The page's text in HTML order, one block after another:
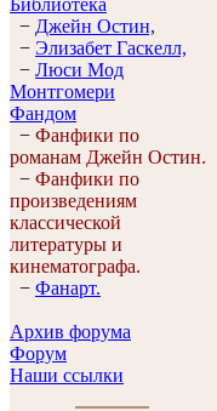
Библиотека
− Джейн Остин,
− Элизабет Гaскелл,
− Люси Мод
Монтгомери
Фандом
− Фанфики по
романам Джейн Остин.
− Фанфики по
произведениям
классической
литературы и
кинематографа.
− Фанарт.
Архив форума
Форум
Наши ссылки